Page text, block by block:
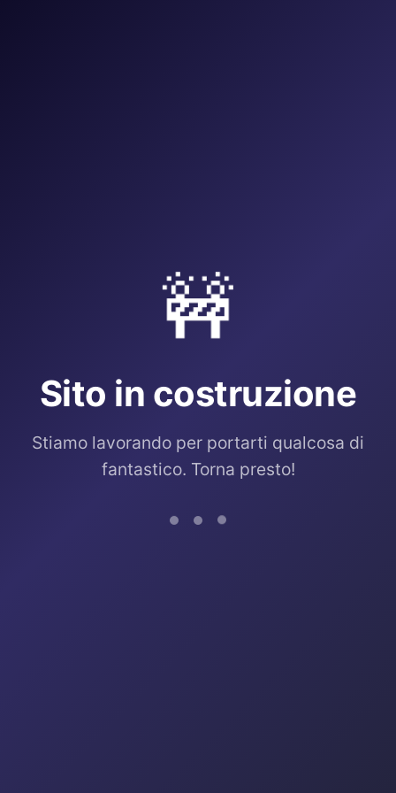
🚧
Sito in costruzione
Stiamo lavorando per portarti qualcosa di
fantastico. Torna presto!